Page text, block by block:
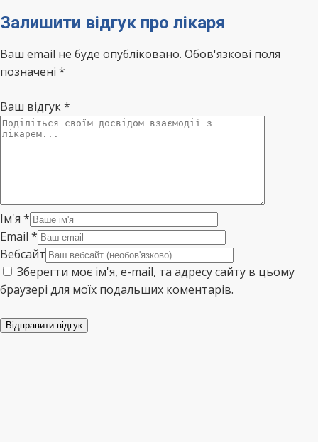
Залишити відгук про лікаря
Ваш email не буде опубліковано. Обов'язкові поля
позначені *
Ваш відгук*
Ім'я *
Email *
Вебсайт
Зберегти моє ім'я, e-mail, та адресу сайту в цьому
браузері для моїх подальших коментарів.
Відправити відгук